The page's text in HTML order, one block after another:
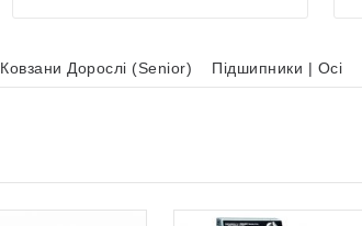
Ковзани Дорослі (Senior) Підшипники | Осі